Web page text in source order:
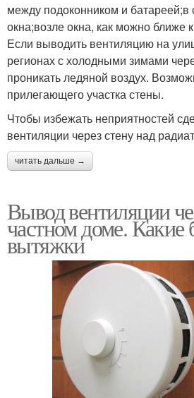
между подоконником и батареей;в
окна;возле окна, как можно ближе
Если выводить вентиляцию на
регионах с холодными зимами
проникать ледяной воздух.
прилегающего участка стены.
Чтобы избежать неприятностей
вентиляции через стену над
читать дальше →
Вывод вентиляции
частном доме.
вытяжки